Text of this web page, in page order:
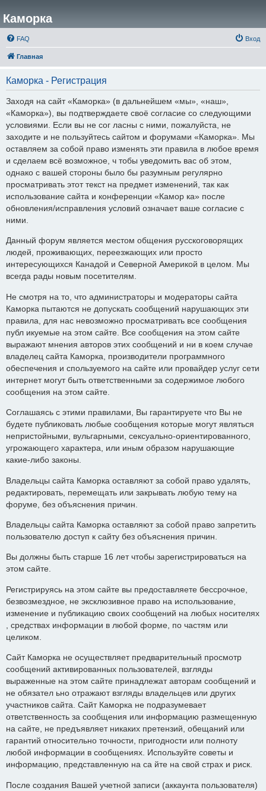
Каморка
FAQ Вход
Главная
Каморка - Регистрация
Заходя на сайт «Каморка» (в дальнейшем «мы», «наш»,
«Каморка»), вы подтверждаете своё согласие со следующими
условиями. Если вы не сог ласны с ними, пожалуйста, не
заходите и не пользуйтесь сайтом и форумами «Каморка». Мы
оставляем за собой право изменять эти правила в любое время
и сделаем всё возможное, ч тобы уведомить вас об этом,
однако с вашей стороны было бы разумным регулярно
просматривать этот текст на предмет изменений, так как
использование сайта и конференции «Камор ка» после
обновления/исправления условий означает ваше согласие с
ними.
Данный форум является местом общения русскоговорящих
людей, проживающих, переезжающих или просто
интересующихся Канадой и Северной Америкой в целом. Мы
всегда рады новым посетителям.
Не смотря на то, что администраторы и модераторы сайта
Каморка пытаются не допускать сообщений нарушающих эти
правила, для нас невозможно просматривать все сообщения
публ икуемые на этом сайте. Все сообщения на этом сайте
выражают мнения авторов этих сообщений и ни в коем случае
владелец сайта Каморка, производители программного
обеспечения и спользуемого на сайте или провайдер услуг сети
интернет могут быть ответственными за содержимое любого
сообщения на этом сайте.
Соглашаясь с этими правилами, Вы гарантируете что Вы не
будете публиковать любые сообщения которые могут являться
непристойными, вульгарными, сексуально-ориентированного,
угрожающего характера, или иным образом нарушающие
какие-либо законы.
Владельцы сайта Каморка оставляют за собой право удалять,
редактировать, перемещать или закрывать любую тему на
форуме, без объяснения причин.
Владельцы сайта Каморка оставляют за собой право запретить
пользователю доступ к сайту без объяснения причин.
Вы должны быть старше 16 лет чтобы зарегистрироваться на
этом сайте.
Регистрируясь на этом сайте вы предоставляете бессрочное,
безвозмездное, не эксклюзивное право на использование,
изменение и публикацию своих сообщений на любых носителях
, средствах информации в любой форме, по частям или
целиком.
Сайт Каморка не осуществляет предварительный просмотр
сообщений активированных пользователей, взгляды
выраженные на этом сайте принадлежат авторам сообщений и
не обязател ьно отражают взгляды владельцев или других
участников сайта. Сайт Каморка не подразумевает
ответственность за сообщения или информацию размещенную
на сайте, не предъявляет никаких претензий, обещаний или
гарантий относительно точности, пригодности или полноту
любой информации в сообщениях. Используйте советы и
информацию, представленную на са йте на свой страх и риск.
После создания Вашей учетной записи (аккаунта пользователя)